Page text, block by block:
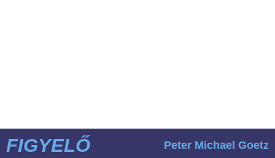
FIGYELŐ Peter Michael Goetz